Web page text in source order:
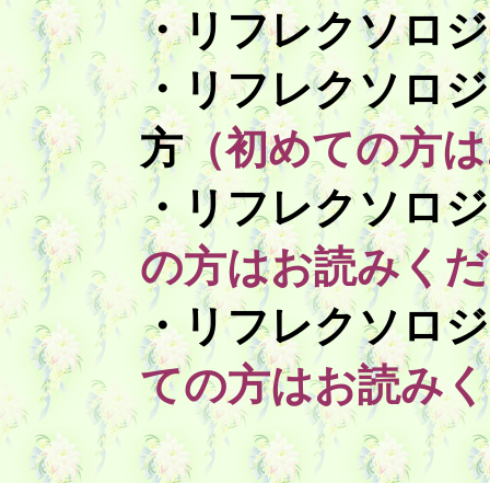
・リフレクソロ
・リフレクソロ
方（初めての方
・リフレクソロ
の方はお読みく
・リフレクソロ
ての方はお読み